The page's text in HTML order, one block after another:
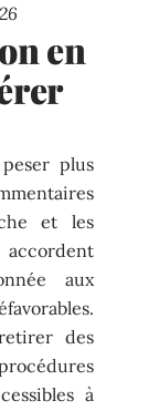
en
plus
et les
aux
des
à